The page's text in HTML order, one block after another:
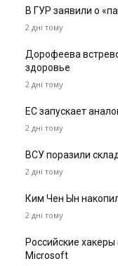
В ГУР заявили о
2 дні тому
Дорофеева
здоровье
2 дні тому
ЕС запускает
2 дні тому
ВСУ поразили
2 дні тому
Ким Чен Ын
2 дні тому
Российские
Microsoft